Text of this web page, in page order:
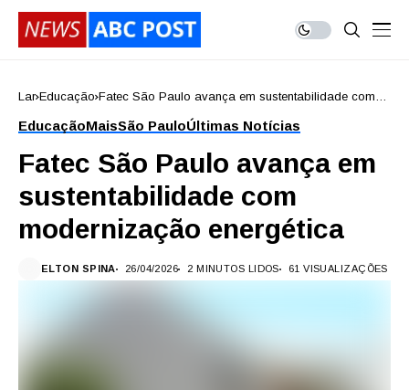
Lar Educação Fatec São Paulo avança em sustentabilidade com
EducaçãoMaisSão PauloÚltimas Notícias
Fatec São Paulo avança em
sustentabilidade com
modernização energética
ELTON SPINA 26/04/2026 2 MINUTOS LIDOS 61 VISUALIZAÇÕES